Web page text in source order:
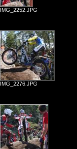
IMG_2252.JPG
IMG_2276.JPG